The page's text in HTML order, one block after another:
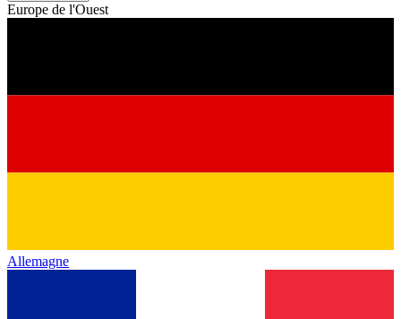
Europe de l'Ouest
Allemagne